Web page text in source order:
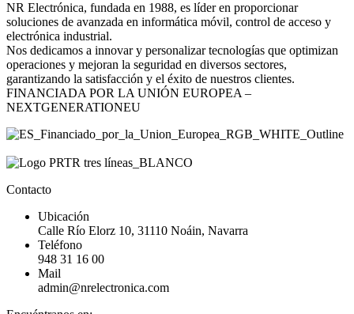
NR Electrónica, fundada en 1988, es líder en proporcionar
soluciones de avanzada en informática móvil, control de acceso y
electrónica industrial.
Nos dedicamos a innovar y personalizar tecnologías que optimizan
operaciones y mejoran la seguridad en diversos sectores,
garantizando la satisfacción y el éxito de nuestros clientes.
FINANCIADA POR LA UNIÓN EUROPEA –
NEXTGENERATIONEU
Contacto
Ubicación
Calle Río Elorz 10, 31110 Noáin, Navarra
Teléfono
948 31 16 00
Mail
admin@nrelectronica.com